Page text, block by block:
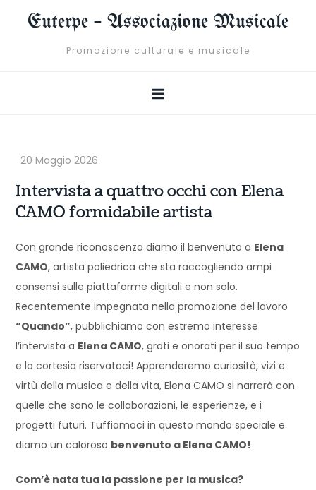
Euterpe – Associazione Musicale
Promozione culturale e musicale
Intervista a quattro occhi con Elena
CAMO formidabile artista
Con grande riconoscenza diamo il benvenuto a Elena
CAMO, artista poliedrica che sta raccogliendo ampi
consensi sulle piattaforme digitali e non solo.
Recentemente impegnata nella promozione del lavoro
“Quando”, pubblichiamo con estremo interesse
l’intervista a Elena CAMO, grati e onorati per il suo tempo
e la cortesia riservataci! Apprenderemo curiosità, vizi e
virtù della musica e della vita, Elena CAMO si narrerà con
quelle che sono le collaborazioni, le esperienze, e i
progetti futuri. Tuffiamoci in questo mondo speciale e
diamo un caloroso benvenuto a Elena CAMO!
Com’è nata tua la passione per la musica?